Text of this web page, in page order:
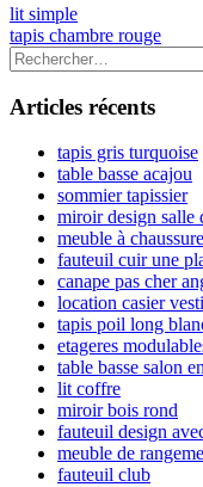
Navigation
de
l’article
Previous
article:
lit simple
Next
article:
tapis chambre rouge
Colonne
latérale
principale
Rechercher :
Articles récents
tapis gris turquoise
table basse acajou
sommier tapissier
miroir design salle
meuble à
fauteuil cuir une
canape pas cher
location casier
tapis poil long
etageres
table basse salon
lit coffre
miroir bois rond
fauteuil design
meuble de
fauteuil club